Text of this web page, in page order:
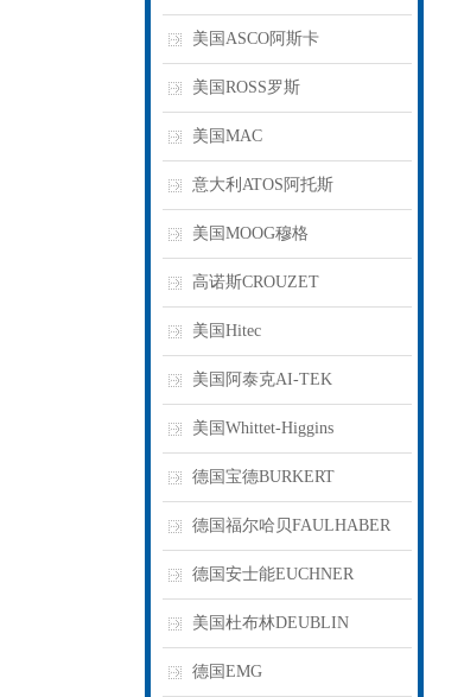
美国ASCO阿斯卡
美国ROSS罗斯
美国MAC
意大利ATOS阿托斯
美国MOOG穆格
高诺斯CROUZET
美国Hitec
美国阿泰克AI-TEK
美国Whittet-Higgins
德国宝德BURKERT
德国福尔哈贝FAULHABER
德国安士能EUCHNER
美国杜布林DEUBLIN
德国EMG